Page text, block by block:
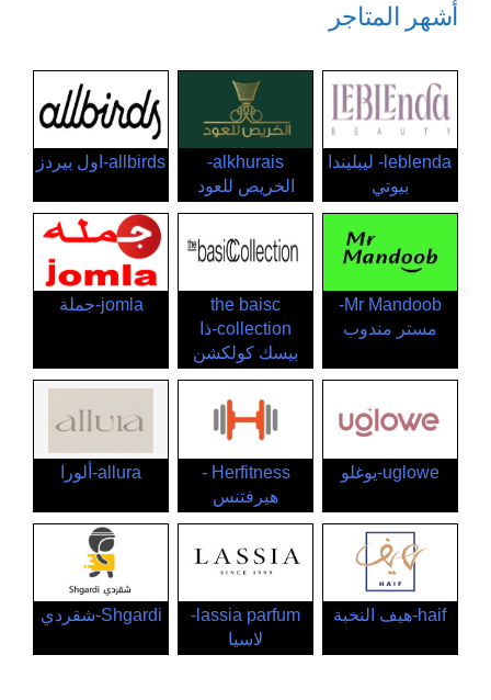
أشهر المتاجر
leblenda- ليبليندا
بيوتي
alkhurais-
الخريص للعود
allbirds-اول بيردز
Mr Mandoob-
مستر مندوب
the baisc
collection-ذا
بيسك كولكشن
jomla-جملة
uglowe-يوغلو
Herfitness -
هيرفتنس
allura-ألورا
haif-هيف النخبة
lassia parfum-
لاسيا
Shgardi-شقردي